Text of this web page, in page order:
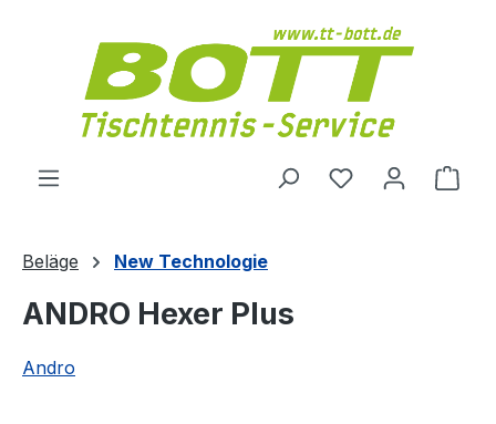
Du hast 0
Beläge New Technologie
ANDRO Hexer Plus
Andro